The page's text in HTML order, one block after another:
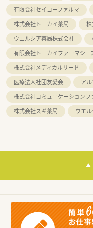
有限会社セイコーファルマ
株式会社トーカイ薬局
株
ウエルシア薬局株式会社
有限会社トーカイファーマシー
株式会社メディカルリード
医療法人社団友愛会
ア
株式会社コミュニケーションフ
株式会社スギ薬局
ウエ